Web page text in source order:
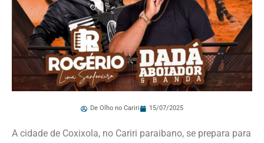
De Olho no Cariri 15/07/2025
A cidade de Coxixola, no Cariri paraibano, se prepara para